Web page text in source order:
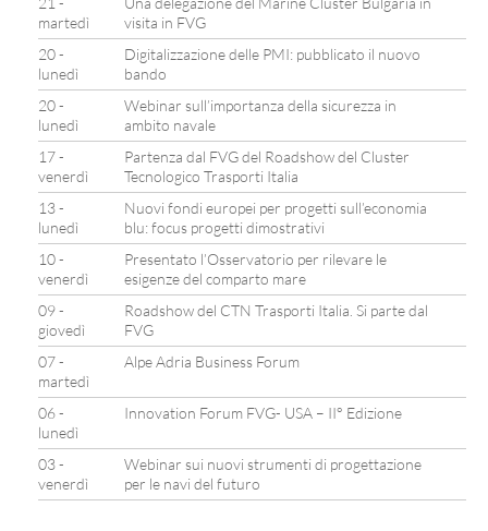
martedì
visita in FVG
20 -
lunedì
Digitalizzazione delle PMI: pubblicato il nuovo
bando
20 -
lunedì
Webinar sull’importanza della sicurezza in
ambito navale
17 -
venerdì
Partenza dal FVG del Roadshow del Cluster
Tecnologico Trasporti Italia
13 -
lunedì
Nuovi fondi europei per progetti sull’economia
blu: focus progetti dimostrativi
10 -
venerdì
Presentato l’Osservatorio per rilevare le
esigenze del comparto mare
09 -
giovedì
Roadshow del CTN Trasporti Italia. Si parte dal
FVG
07 -
martedì
Alpe Adria Business Forum
06 -
lunedì
Innovation Forum FVG- USA – II° Edizione
03 -
venerdì
Webinar sui nuovi strumenti di progettazione
per le navi del futuro